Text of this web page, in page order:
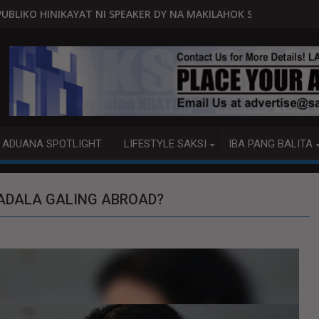
SPEAKER DY NA MAKILAHOK SA PAGBUO NG MGA BATAS
MALACAÑANG PINAAARAL
ADUANA SPOTLIGHT LIFESTYLE SAKSI IBA PANG BALITA
GALING ABROAD?